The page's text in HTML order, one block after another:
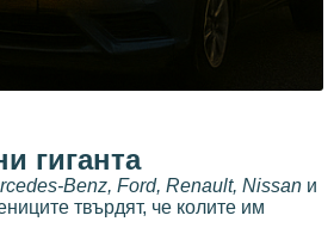
гиганта
Benz, Ford, Renault, Nissan и
твърдят, че колите им